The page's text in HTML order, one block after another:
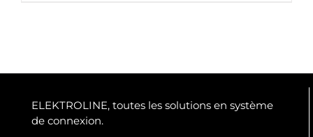
ELEKTROLINE, toutes les solutions en système
de connexion.